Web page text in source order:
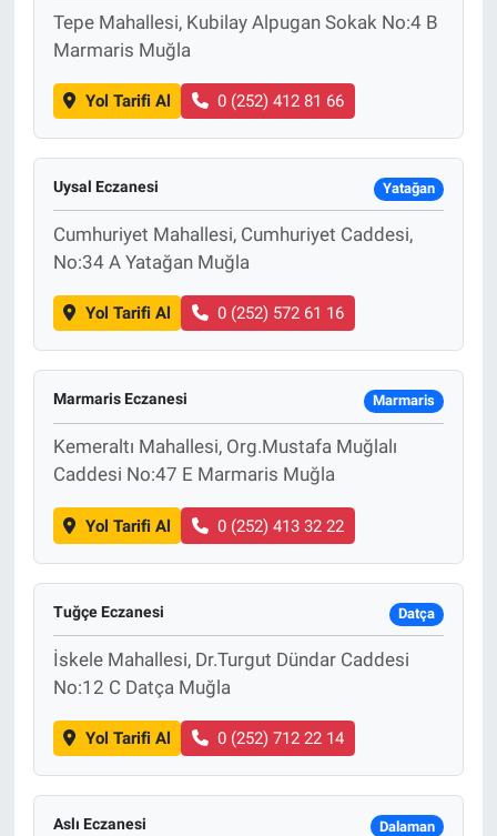
Tepe Mahallesi, Kubilay Alpugan Sokak No:4 B
Marmaris Muğla
Yol Tarifi Al 0 (252) 412 81 66
Uysal Eczanesi Yatağan
Cumhuriyet Mahallesi, Cumhuriyet Caddesi,
No:34 A Yatağan Muğla
Yol Tarifi Al 0 (252) 572 61 16
Marmaris Eczanesi Marmaris
Kemeraltı Mahallesi, Org.Mustafa Muğlalı
Caddesi No:47 E Marmaris Muğla
Yol Tarifi Al 0 (252) 413 32 22
Tuğçe Eczanesi Datça
İskele Mahallesi, Dr.Turgut Dündar Caddesi
No:12 C Datça Muğla
Yol Tarifi Al 0 (252) 712 22 14
Aslı Eczanesi Dalaman